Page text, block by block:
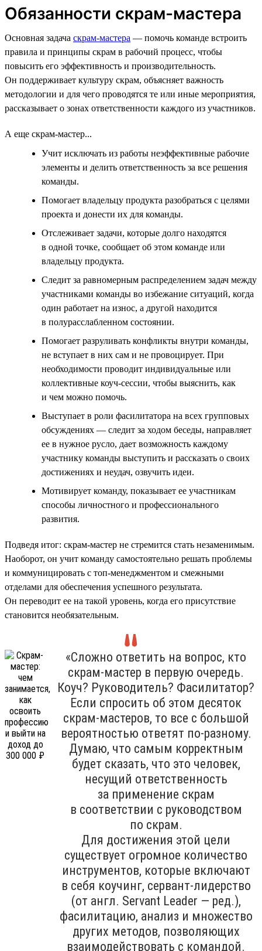
Обязанности скрам-мастера
Основная задача скрам-мастера — помочь команде встроить
правила и принципы скрам в рабочий процесс, чтобы
повысить его эффективность и производительность.
Он поддерживает культуру скрам, объясняет важность
методологии и для чего проводятся те или иные мероприятия,
рассказывает о зонах ответственности каждого из участников.
А еще скрам-мастер...
Учит исключать из работы неэффективные рабочие
элементы и делить ответственность за все решения
команды.
Помогает владельцу продукта разобраться с целями
проекта и донести их для команды.
Отслеживает задачи, которые долго находятся
в одной точке, сообщает об этом команде или
владельцу продукта.
Следит за равномерным распределением задач между
участниками команды во избежание ситуаций, когда
один работает на износ, а другой находится
в полурасслабленном состоянии.
Помогает разруливать конфликты внутри команды,
не вступает в них сам и не провоцирует. При
необходимости проводит индивидуальные или
коллективные коуч-сессии, чтобы выяснить, как
и чем можно помочь.
Выступает в роли фасилитатора на всех групповых
обсуждениях — следит за ходом беседы, направляет
ее в нужное русло, дает возможность каждому
участнику команды выступить и рассказать о своих
достижениях и неудач, озвучить идеи.
Мотивирует команду, показывает ее участникам
способы личностного и профессионального
развития.
Подведя итог: скрам-мастер не стремится стать незаменимым.
Наоборот, он учит команду самостоятельно решать проблемы
и коммуницировать с топ-менеджментом и смежными
отделами для обеспечения успешного результата.
Он переводит ее на такой уровень, когда его присутствие
становится необязательным.
«Сложно ответить на вопрос, кто
скрам-мастер в первую очередь.
Коуч? Руководитель? Фасилитатор?
Если спросить об этом десяток
скрам-мастеров, то все с большой
вероятностью ответят по-разному.
Думаю, что самым корректным
будет сказать, что это человек,
несущий ответственность
за применение скрам
в соответствии с руководством
по скрам.
Для достижения этой цели
существует огромное количество
инструментов, которые включают
в себя коучинг, сервант-лидерство
(от англ. Servant Leader — ред.),
фасилитацию, анализ и множество
других методов, позволяющих
взаимодействовать с командой.